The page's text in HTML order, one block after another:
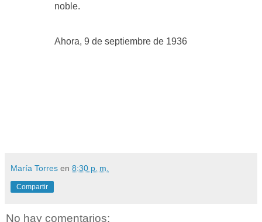
noble.
Ahora, 9 de septiembre de 1936
María Torres en 8:30 p. m.
Compartir
No hay comentarios: